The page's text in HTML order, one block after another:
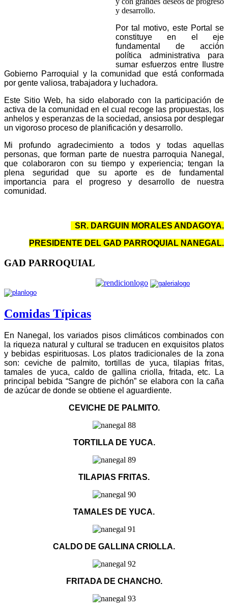
y desarrollo.
Por tal motivo, este Portal se
constituye en el eje
fundamental de acción
política administrativa para
sumar esfuerzos entre Ilustre
Gobierno Parroquial y la comunidad que está conformada
por gente valiosa, trabajadora y luchadora.
Este Sitio Web, ha sido elaborado con la participación de
activa de la comunidad en el cual recoge las propuestas, los
anhelos y esperanzas de la sociedad, ansiosa por desplegar
un vigoroso proceso de planificación y desarrollo.
Mi profundo agradecimiento a todos y todas aquellas
personas, que forman parte de nuestra parroquia Nanegal,
que colaboraron con su tiempo y experiencia; tengan la
plena seguridad que su aporte es de fundamental
importancia para el progreso y desarrollo de nuestra
comunidad.
SR. DARGUIN MORALES ANDAGOYA.
PRESIDENTE DEL GAD PARROQUIAL NANEGAL.
GAD PARROQUIAL
Comidas Típicas
En Nanegal, los variados pisos climáticos combinados con
la riqueza natural y cultural se traducen en exquisitos platos
y bebidas espirituosas. Los platos tradicionales de la zona
son: ceviche de palmito, tortillas de yuca, tilapias fritas,
tamales de yuca, caldo de gallina criolla, fritada, etc. La
principal bebida “Sangre de pichón” se elabora con la caña
de azúcar de donde se obtiene el aguardiente.
CEVICHE DE PALMITO.
TORTILLA DE YUCA.
TILAPIAS FRITAS.
TAMALES DE YUCA.
CALDO DE GALLINA CRIOLLA.
FRITADA DE CHANCHO.